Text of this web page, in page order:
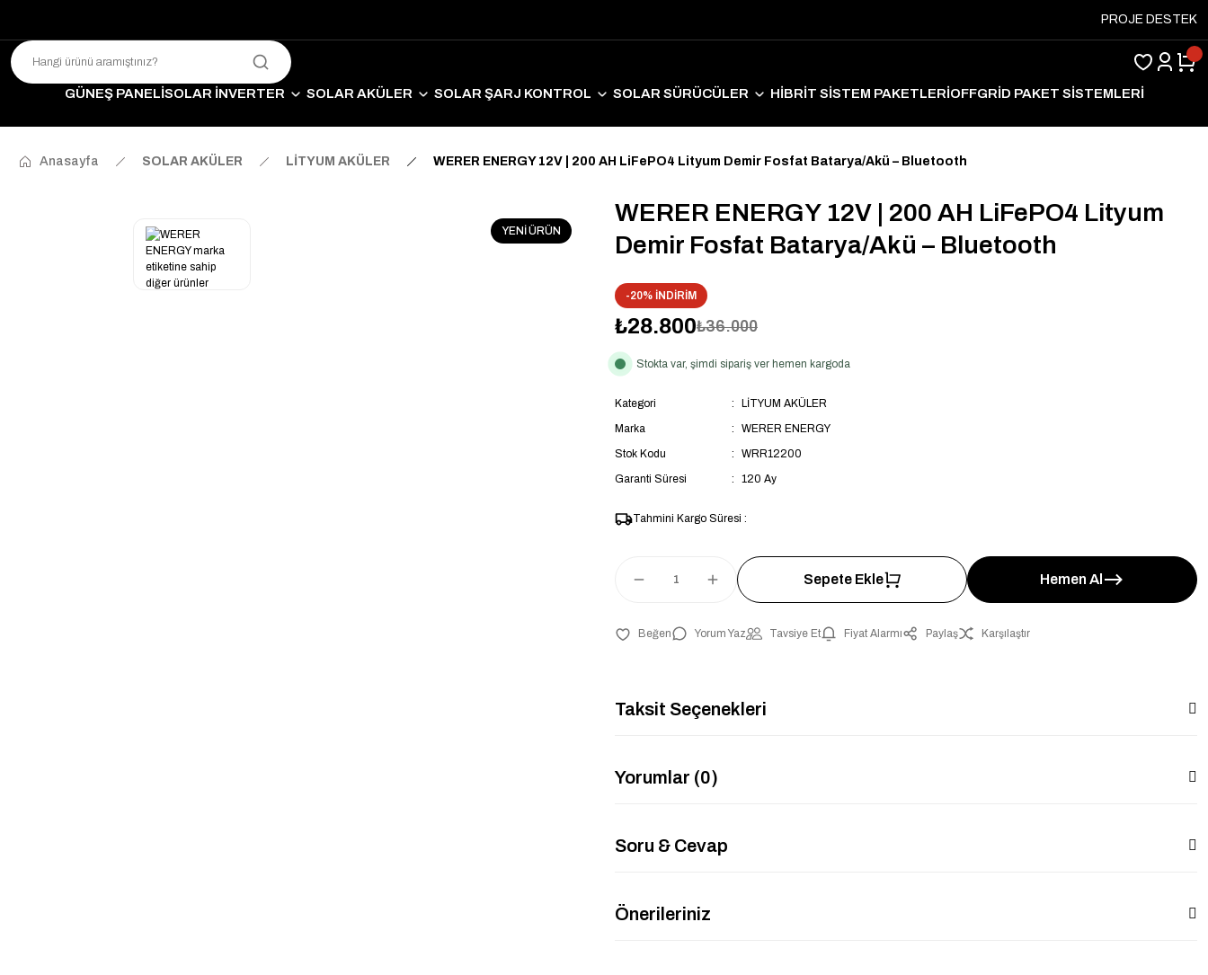
PROJE DESTEK
GÜNEŞ PANELİSOLAR İNVERTER SOLAR AKÜLER SOLAR ŞARJ KONTROL SOLAR SÜRÜCÜLER HİBRİT SİSTEM PAKETLERİOFFGRİD PAKET SİSTEMLERİ
Anasayfa SOLAR AKÜLER LİTYUM AKÜLER WERER ENERGY 12V | 200 AH LiFePO4 Lityum Demir Fosfat Batarya/Akü – Bluetooth
YENİ ÜRÜN
WERER ENERGY 12V | 200 AH LiFePO4 Lityum
Demir Fosfat Batarya/Akü – Bluetooth
-20% İNDİRİM
₺28.800₺36.000
Stokta var, şimdi sipariş ver hemen kargoda
Kategori
LİTYUM AKÜLER
Marka
WERER ENERGY
Stok Kodu
WRR12200
Garanti Süresi
120 Ay
Tahmini Kargo Süresi :
Sepete Ekle Hemen Al
Yorum Yaz Tavsiye Et Fiyat Alarmı Paylaş Karşılaştır
Taksit Seçenekleri
Yorumlar (0)
Soru & Cevap
Önerileriniz